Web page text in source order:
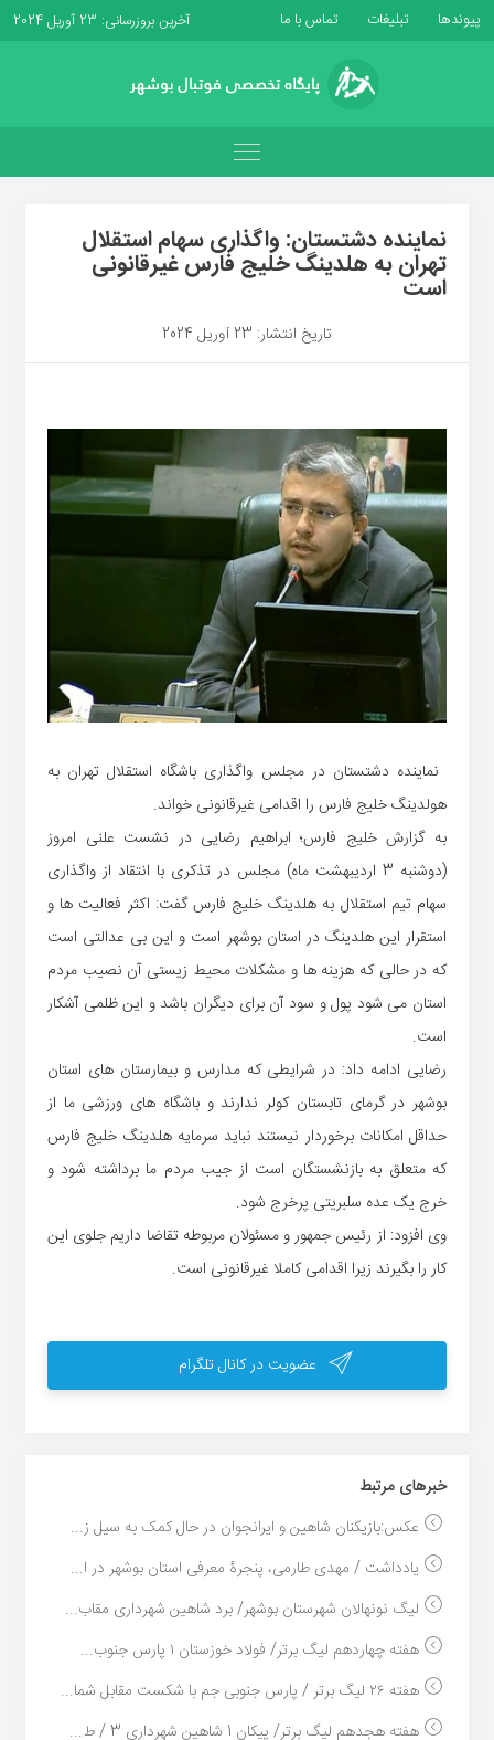
پیوندها تبلیغات تماس با ما آخرین بروزرسانی: 23 آوریل 2024
نماینده دشتستان: واگذاری سهام استقلال
تهران به هلدینگ خلیج فارس غیرقانونی
است
تاریخ انتشار: 23 آوریل 2024
نماینده دشتستان در مجلس واگذاری باشگاه استقلال تهران به
هولدینگ خلیج فارس را اقدامی غیرقانونی خواند.
به گزارش خلیج فارس؛ ابراهیم رضایی در نشست علنی امروز
(دوشنبه 3 اردیبهشت ماه) مجلس در تذکری با انتقاد از واگذاری
سهام تیم استقلال به هلدینگ خلیج فارس گفت: اکثر فعالیت ها و
استقرار این هلدینگ در استان بوشهر است و این بی عدالتی است
که در حالی که هزینه ها و مشکلات محیط زیستی آن نصیب مردم
استان می شود پول و سود آن برای دیگران باشد و این ظلمی آشکار
است.
رضایی ادامه داد: در شرایطی که مدارس و بیمارستان های استان
بوشهر در گرمای تابستان کولر ندارند و باشگاه های ورزشی ما از
حداقل امکانات برخوردار نیستند نباید سرمایه هلدینگ خلیج فارس
که متعلق به بازنشستگان است از جیب مردم ما برداشته شود و
خرج یک عده سلبریتی پرخرج شود.
وی افزود: از رئیس جمهور و مسئولان مربوطه تقاضا داریم جلوی این
کار را بگیرند زیرا اقدامی کاملا غیرقانونی است.
عضویت در کانال تلگرام
خبر‌های مرتبط
عکس:بازیکنان شاهین و ایرانجوان در حال کمک به سیل ز...
یادداشت / مهدی طارمی، پنجرۀ معرفی استان بوشهر در ا...
لیگ نونهالان شهرستان بوشهر/ برد شاهین شهرداری مقاب...
هفته چهاردهم لیگ برتر/ فولاد خوزستان ۱ پارس جنوب...
هفته ۲۶ لیگ برتر / پارس جنوبی جم با شکست مقابل شما...
هفته هجدهم لیگ برتر/ پیکان 1 شاهین شهرداری 3 / ط...